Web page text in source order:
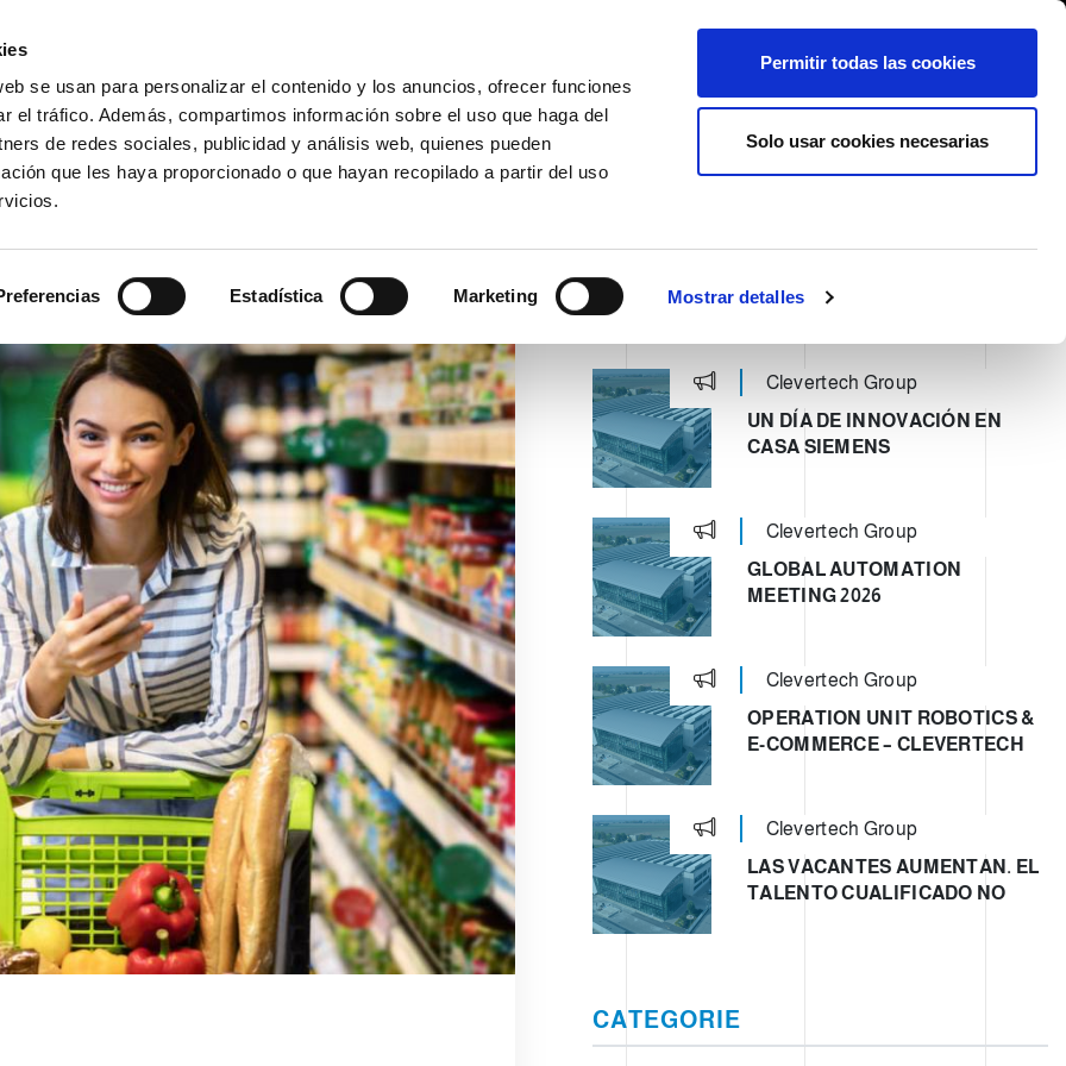
se usan para personalizar el contenido y los anuncios, ofrecer funciones
el tráfico. Además, compartimos información sobre el uso que haga del
de redes sociales, publicidad y análisis web, quienes pueden
que les haya proporcionado o que hayan recopilado a partir del uso
Estadística Marketing Mostrar detalles
Permitir todas las cookies
Solo usar cookies necesarias
Whistleblowing International/Español
EMPRESA PRODUCTOS VIDEO BLOG CASE HISTORY SERVICIOS
ULTIMI POST
Clevertech Group
UN DÍA DE INNOVACIÓN EN
CASA SIEMENS
Clevertech Group
GLOBAL AUTOMATION
MEETING 2026
Clevertech Group
OPERATION UNIT ROBOTICS &
E-COMMERCE – CLEVERTECH
Clevertech Group
LAS VACANTES AUMENTAN. EL
TALENTO CUALIFICADO NO
CATEGORIE